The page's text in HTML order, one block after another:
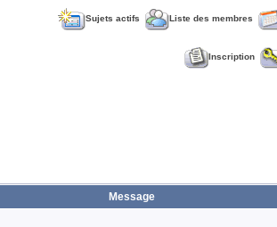
Sujets actifs Liste des membres
Inscription
Message